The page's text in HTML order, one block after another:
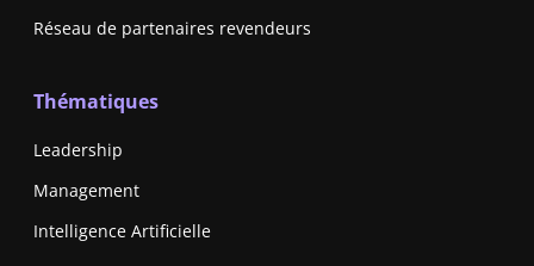
Réseau de partenaires revendeurs
Thématiques
Leadership
Management
Intelligence Artificielle